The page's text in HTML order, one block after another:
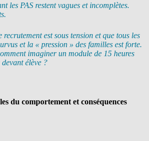
les PAS restent vagues et incomplètes.
recrutement est sous tension et que tous les
et la « pression » des familles est forte.
imaginer un module de 15 heures
élève ?
du comportement et conséquences